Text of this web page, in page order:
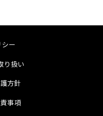
ー
り扱い
方針
事項